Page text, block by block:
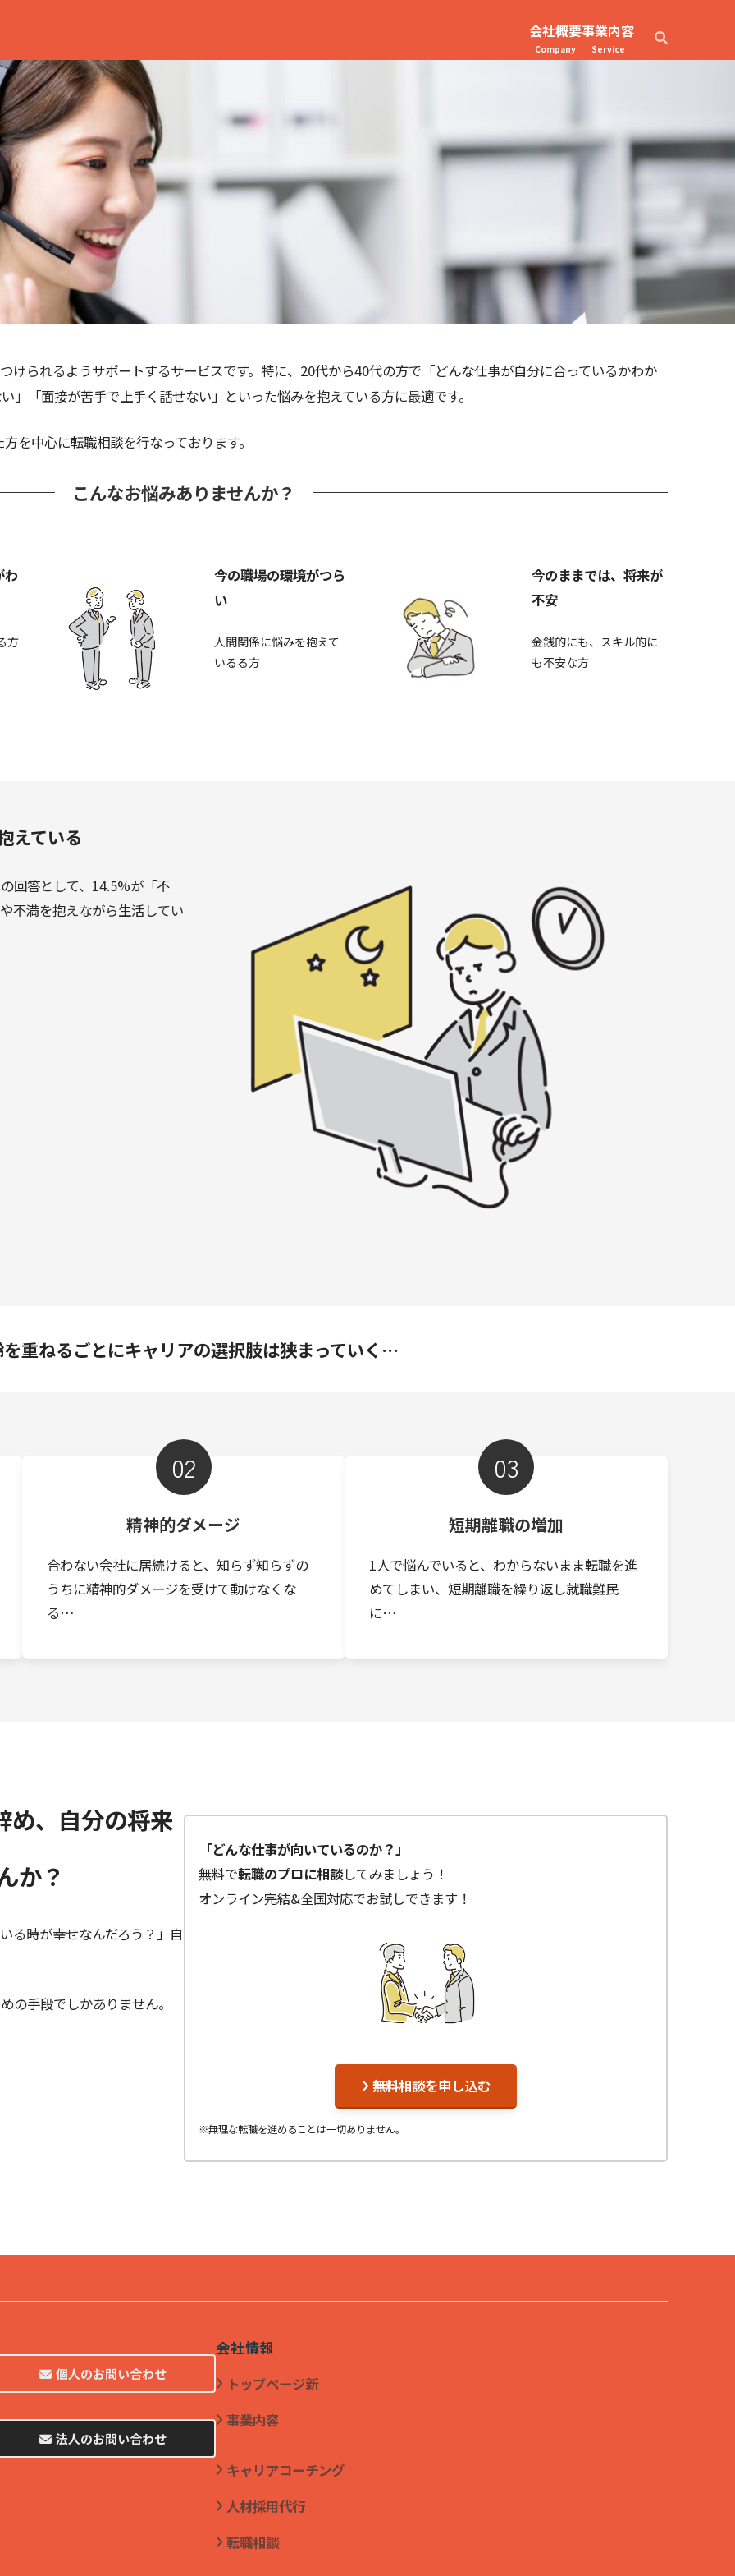
会社概要
Company
事業内容
Service
けられるようサポートするサービスです。特に、20代から40代の方で「どんな仕事が自分に合っているかわか
「面接が苦手で上手く話せない」といった悩みを抱えている方に最適です。
を中心に転職相談を行なっております。
こんなお悩みありませんか？
わ
方
今の職場の環境がつら
い
人間関係に悩みを抱えて
いるる方
今のままでは、将来が
不安
金銭的にも、スキル的に
も不安な方
えている
回答として、14.5%が「不
不満を抱えながら生活してい
重ねるごとにキャリアの選択肢は狭まっていく…
02
精神的ダメージ
合わない会社に居続けると、知らず知らずの
うちに精神的ダメージを受けて動けなくな
る…
03
短期離職の増加
1人で悩んでいると、わからないまま転職を進
めてしまい、短期離職を繰り返し就職難民
に…
め、自分の将来
か？
る時が幸せなんだろう？」自
の手段でしかありません。
「どんな仕事が向いているのか？」
無料で転職のプロに相談してみましょう！
オンライン完結&全国対応でお試しできます！
無料相談を申し込む
※無理な転職を進めることは一切ありません。
個人のお問い合わせ
法人のお問い合わせ
会社情報
トップページ新
事業内容
キャリアコーチング
人材採用代行
転職相談